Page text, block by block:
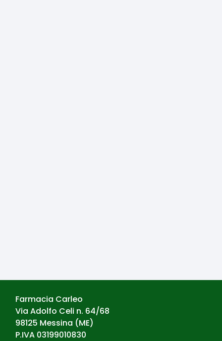
Farmacia Carleo
Via Adolfo Celi n. 64/68
98125 Messina (ME)
P.IVA 03199010830